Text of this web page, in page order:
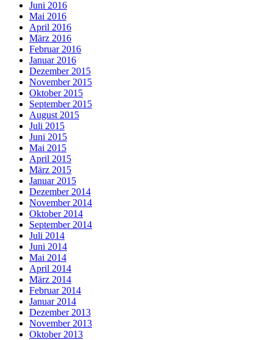
Juni 2016
Mai 2016
April 2016
März 2016
Februar 2016
Januar 2016
Dezember 2015
November 2015
Oktober 2015
September 2015
August 2015
Juli 2015
Juni 2015
Mai 2015
April 2015
März 2015
Januar 2015
Dezember 2014
November 2014
Oktober 2014
September 2014
Juli 2014
Juni 2014
Mai 2014
April 2014
März 2014
Februar 2014
Januar 2014
Dezember 2013
November 2013
Oktober 2013